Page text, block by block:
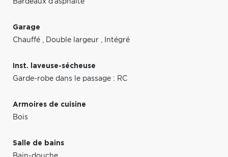
Bardeaux d'asphalte
Garage
Chauffé , Double largeur , Intégré
Inst. laveuse-sécheuse
Garde-robe dans le passage : RC
Armoires de cuisine
Bois
Salle de bains